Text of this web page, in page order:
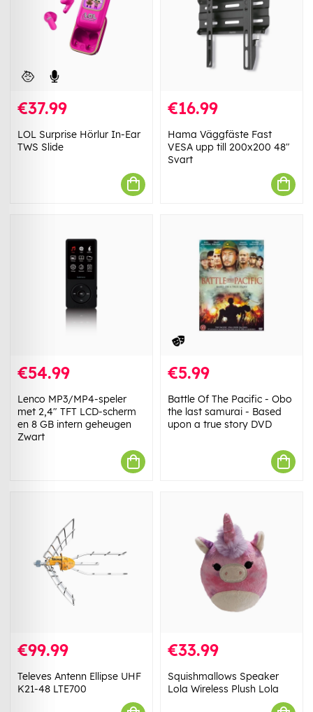
€37.99
LOL Surprise Hörlur In-Ear
TWS Slide
€16.99
Hama Väggfäste Fast
VESA upp till 200x200 48"
Svart
€54.99
Lenco MP3/MP4-speler
met 2,4" TFT LCD-scherm
en 8 GB intern geheugen
Zwart
€5.99
Battle Of The Pacific - Obo
the last samurai - Based
upon a true story DVD
€99.99
Televes Antenn Ellipse UHF
K21-48 LTE700
€33.99
Squishmallows Speaker
Lola Wireless Plush Lola